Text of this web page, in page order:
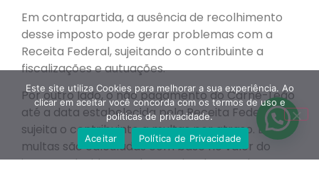
Em contrapartida, a ausência de recolhimento
desse imposto pode gerar problemas com a
Receita Federal, sujeitando o contribuinte a
fiscalizações e autuações.
Por outro lado, o não pagamento do Carnê-Leão
até a data estabelecida pela Receita Federal
sujeita o contribuinte a multas por atraso. Essas
multas são calculadas com base no valor do
imposto devido e podem variar de acordo com o
Este site utiliza Cookies para melhorar a sua experiência. Ao
clicar em aceitar você concorda com os termos de uso e
políticas de privacidade.
Aceitar
Política de Privacidade